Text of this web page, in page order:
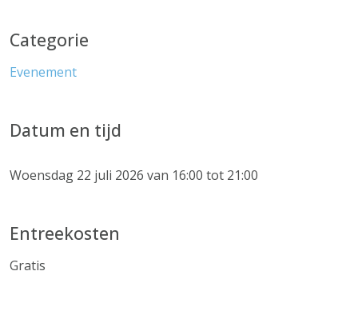
Categorie
Evenement
Datum en tijd
Woensdag 22 juli 2026 van 16:00 tot 21:00
Entreekosten
Gratis